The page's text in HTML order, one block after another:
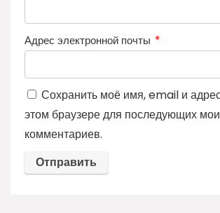
Адрес электронной почты *
Сохранить моё имя, email и
этом браузере для последующих
комментариев.